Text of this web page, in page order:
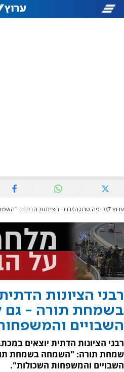
ערוץ 7 כיפה סרוגה רבני הציונות הדתית: "השמחה בשמחת תורה - גם
רבני הציונות
בשמחת תורה - גם
השבויים
רבני הציונות הדתית יוצאים
שמחת תורה: "השמחה בשמחת
השבויים והמשפחות השכולות".